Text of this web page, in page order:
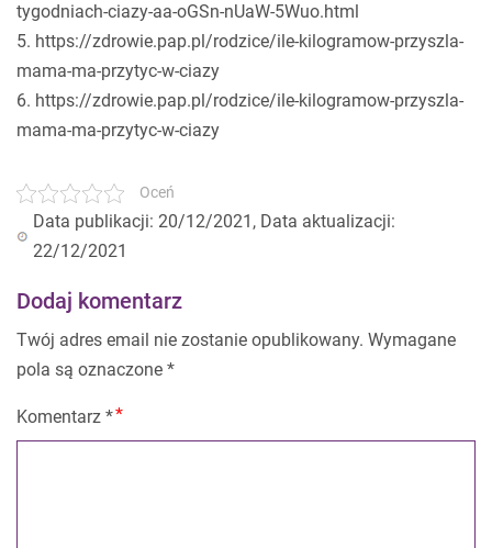
tygodniach-ciazy-aa-oGSn-nUaW-5Wuo.html
5. https://zdrowie.pap.pl/rodzice/ile-kilogramow-przyszla-
mama-ma-przytyc-w-ciazy
6. https://zdrowie.pap.pl/rodzice/ile-kilogramow-przyszla-
mama-ma-przytyc-w-ciazy
Oceń
Data publikacji: 20/12/2021, Data aktualizacji:
22/12/2021
Dodaj komentarz
Twój adres email nie zostanie opublikowany. Wymagane
pola są oznaczone *
Komentarz *